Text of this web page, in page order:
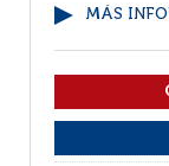
MÁS